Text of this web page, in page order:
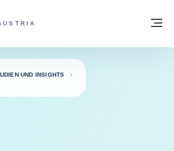
FOR TRADE - WEBSEITE DER
UND INSIGHTS